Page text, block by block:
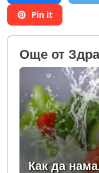
Pin it
Oще от
Как да